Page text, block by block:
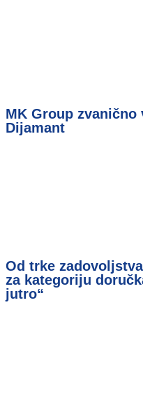
MK Group
Dijamant
Od trke
za kategoriju
jutro“